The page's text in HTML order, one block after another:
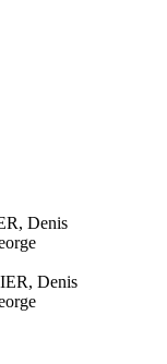
Denis
Denis